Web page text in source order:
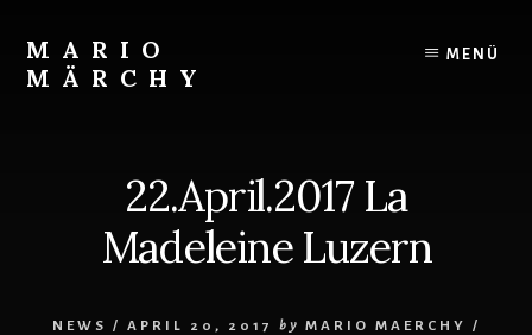
content
MARIO
MÄRCHY
MENÜ
22.April.2017 La
Madeleine Luzern
NEWS / APRIL 20, 2017 by MARIO MAERCHY
/